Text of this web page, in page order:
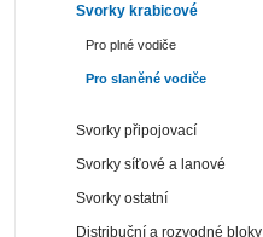
Svorky krabicové
Pro plné vodiče
Pro slaněné vodiče
Svorky připojovací
Svorky síťové a lanové
Svorky ostatní
Distribuční a rozvodné bloky